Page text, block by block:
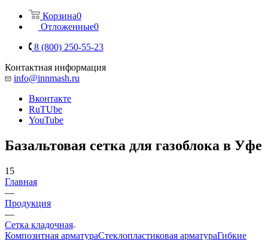
Корзина0
Отложенные0
8 (800) 250-55-23
Контактная информация
info@innmash.ru
Вконтакте
RuTUbe
YouTube
Базальтовая сетка для газоблока в Уфе
15
Главная
—
Продукция
—
Сетка кладочная
Композитная арматураCтеклопластиковая арматураГибкие